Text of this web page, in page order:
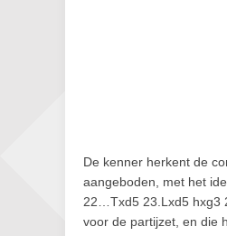
De kenner herkent de
aangeboden, met het
22…Txd5 23.Lxd5 hxg3
voor de partijzet, en die